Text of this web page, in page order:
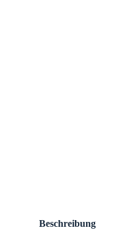
Beschreibung